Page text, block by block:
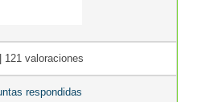
| 121 valoraciones
respondidas